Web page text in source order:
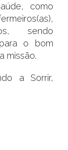
como
sendo
o bom
missão.
a Sorrir,